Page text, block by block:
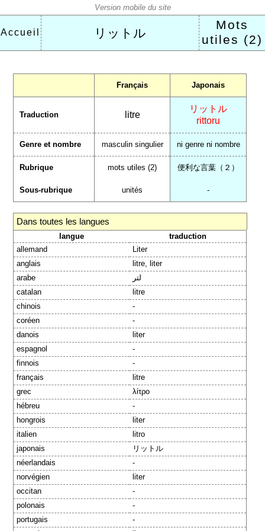
Accueil リットル
Mots
utiles (2)
Français Japonais
Traduction litre
リットル
rittoru
Genre et nombre masculin singulier ni genre ni nombre
Rubrique mots utiles (2) 便利な言葉（２）
Sous-rubrique unités -
Dans toutes les langues
langue
traduction
allemand
Liter
anglais
litre, liter
arabe
لتر
catalan
litre
chinois
-
coréen
-
danois
liter
espagnol
-
finnois
-
français
litre
grec
λίτρο
hébreu
-
hongrois
liter
italien
litro
japonais
リットル
néerlandais
-
norvégien
liter
occitan
-
polonais
-
portugais
-